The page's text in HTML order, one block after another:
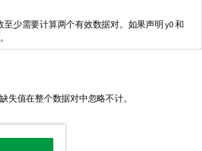
至少需要计算两个有效数据对。如果声明y0和
失值在整个数据对中忽略不计。